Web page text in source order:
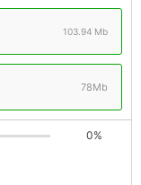
103.94 Mb
78Mb
0%